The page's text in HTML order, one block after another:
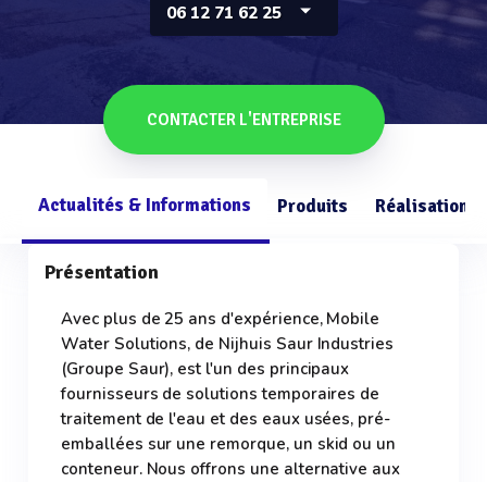
06 12 71 62 25
CONTACTER L'ENTREPRISE
Actualités & Informations Produits Réalisations
Présentation
Avec plus de 25 ans d'expérience, Mobile
Water Solutions, de Nijhuis Saur Industries
(Groupe Saur), est l'un des principaux
fournisseurs de solutions temporaires de
traitement de l'eau et des eaux usées, pré-
emballées sur une remorque, un skid ou un
conteneur. Nous offrons une alternative aux